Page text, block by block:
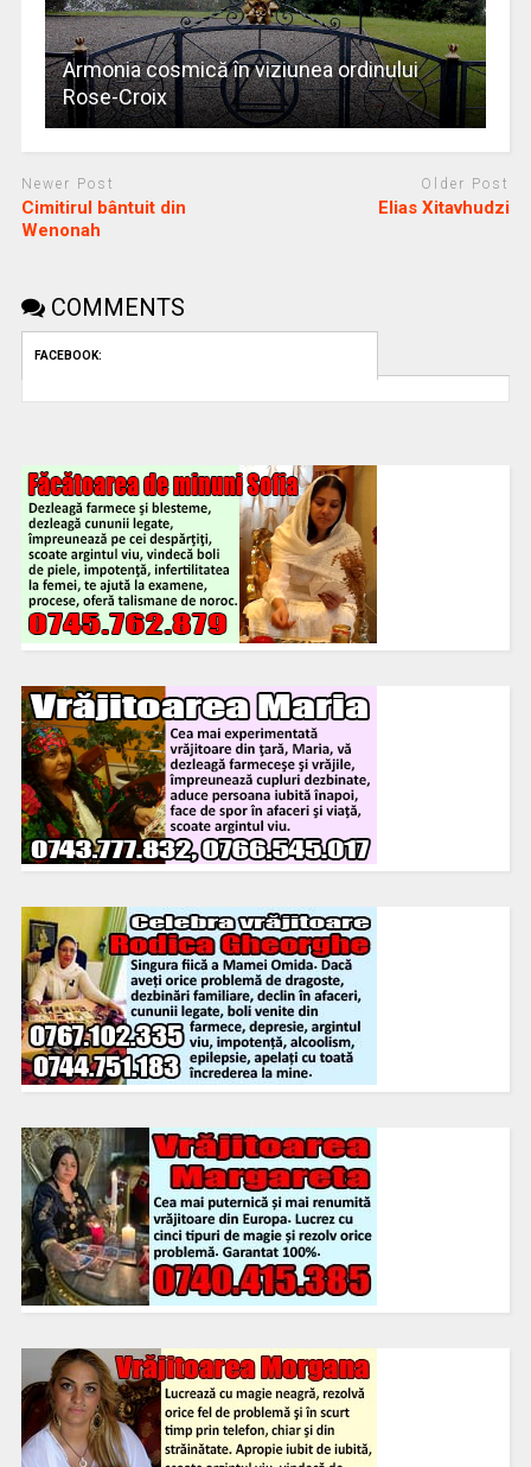
Armonia cosmică în viziunea ordinului
Rose-Croix
Newer Post
Cimitirul bântuit din
Wenonah
Older Post
Elias Xitavhudzi
COMMENTS
FACEBOOK: